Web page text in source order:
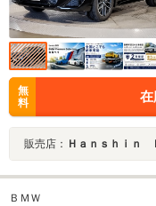
無
料
在
販売店： Ｈａｎｓｈｉｎ ＢＭＷ
ＢＭＷ